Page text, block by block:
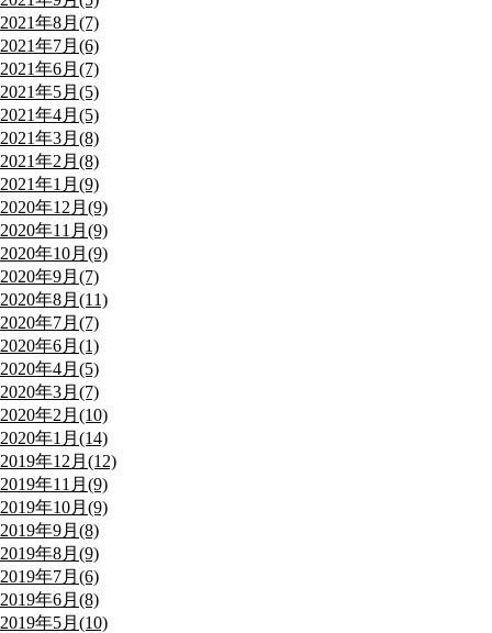
2021年8月(7)
2021年7月(6)
2021年6月(7)
2021年5月(5)
2021年4月(5)
2021年3月(8)
2021年2月(8)
2021年1月(9)
2020年12月(9)
2020年11月(9)
2020年10月(9)
2020年9月(7)
2020年8月(11)
2020年7月(7)
2020年6月(1)
2020年4月(5)
2020年3月(7)
2020年2月(10)
2020年1月(14)
2019年12月(12)
2019年11月(9)
2019年10月(9)
2019年9月(8)
2019年8月(9)
2019年7月(6)
2019年6月(8)
2019年5月(10)